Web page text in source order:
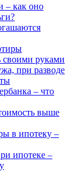
– как оно
своими руками
при разводе
– что
выше
в ипотеку –
ипотеке –